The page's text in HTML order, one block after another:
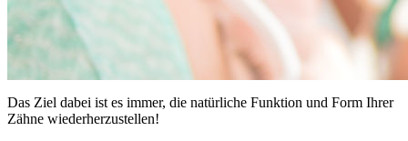
Das Ziel dabei ist es immer, die natürliche Funktion und Form Ihrer
Zähne wiederherzustellen!